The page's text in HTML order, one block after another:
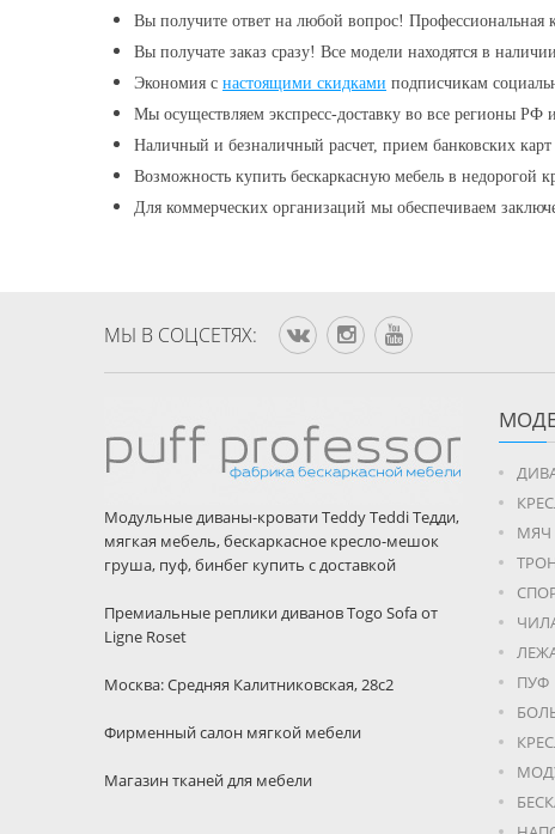
Вы получите ответ на любой вопрос! Профессиональная
Вы получате заказ сразу! Все модели находятся в наличии
Экономия с настоящими скидками подписчикам
Мы осуществляем экспресс-доставку во все регионы РФ
Наличный и безналичный расчет, прием банковских карт
Возможность купить бескаркасную мебель в недорогой
Для коммерческих организаций мы обеспечиваем
МЫ В CОЦСЕТЯХ:
Модульные диваны-кровати Teddy Teddi Тедди,
мягкая мебель, бескаркасное кресло-мешок
груша, пуф, бинбег купить с доставкой
Премиальные реплики диванов Togo Sofa от
Ligne Roset
Москва: Средняя Калитниковская, 28с2
Фирменный салон мягкой мебели
Магазин тканей для мебели
МЯЧ
ПУФ